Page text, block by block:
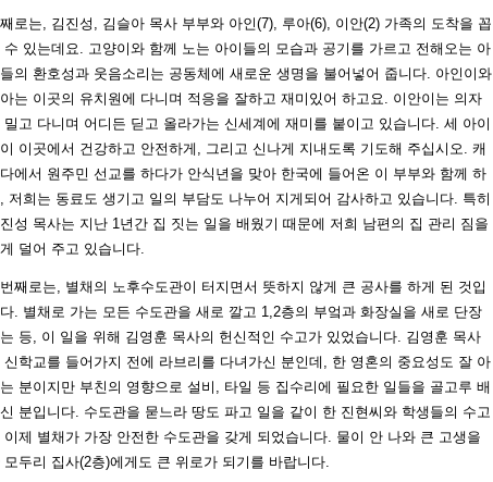
로는, 김진성, 김슬아 목사 부부와 아인(7), 루아(6), 이안(2) 가족의 도착을 꼽
수 있는데요. 고양이와 함께 노는 아이들의 모습과 공기를 가르고 전해오는 아
의 환호성과 웃음소리는 공동체에 새로운 생명을 불어넣어 줍니다. 아인이와
는 이곳의 유치원에 다니며 적응을 잘하고 재미있어 하고요. 이안이는 의자
밀고 다니며 어디든 딛고 올라가는 신세계에 재미를 붙이고 있습니다. 세 아이
이곳에서 건강하고 안전하게, 그리고 신나게 지내도록 기도해 주십시오. 캐
에서 원주민 선교를 하다가 안식년을 맞아 한국에 들어온 이 부부와 함께 하
저희는 동료도 생기고 일의 부담도 나누어 지게되어 감사하고 있습니다. 특히
성 목사는 지난 1년간 집 짓는 일을 배웠기 때문에 저희 남편의 집 관리 짐을
덜어 주고 있습니다.
째로는, 별채의 노후수도관이 터지면서 뜻하지 않게 큰 공사를 하게 된 것입
. 별채로 가는 모든 수도관을 새로 깔고 1,2층의 부엌과 화장실을 새로 단장
등, 이 일을 위해 김영훈 목사의 헌신적인 수고가 있었습니다. 김영훈 목사
신학교를 들어가지 전에 라브리를 다녀가신 분인데, 한 영혼의 중요성도 잘 아
분이지만 부친의 영향으로 설비, 타일 등 집수리에 필요한 일들을 골고루 배
분입니다. 수도관을 묻느라 땅도 파고 일을 같이 한 진현씨와 학생들의 수고
이제 별채가 가장 안전한 수도관을 갖게 되었습니다. 물이 안 나와 큰 고생을
모두리 집사(2층)에게도 큰 위로가 되기를 바랍니다.